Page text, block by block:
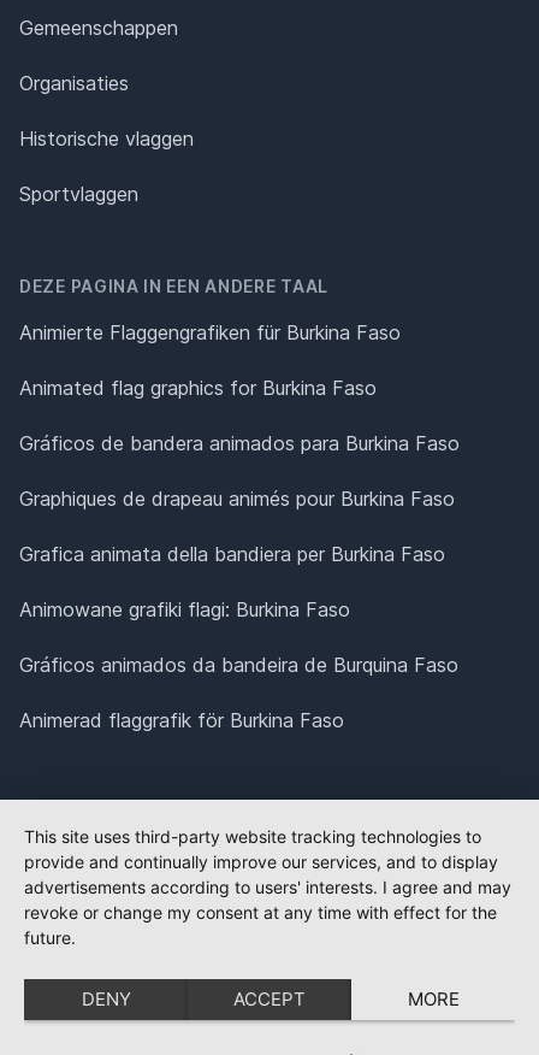
Gemeenschappen
Organisaties
Historische vlaggen
Sportvlaggen
DEZE PAGINA IN EEN ANDERE TAAL
Animierte Flaggengrafiken für Burkina Faso
Animated flag graphics for Burkina Faso
Gráficos de bandera animados para Burkina Faso
Graphiques de drapeau animés pour Burkina Faso
Grafica animata della bandiera per Burkina Faso
Animowane grafiki flagi: Burkina Faso
Gráficos animados da bandeira de Burquina Faso
Animerad flaggrafik för Burkina Faso
This site uses third-party website tracking technologies to
provide and continually improve our services, and to display
advertisements according to users' interests. I agree and may
revoke or change my consent at any time with effect for the
future.
DENY ACCEPT MORE